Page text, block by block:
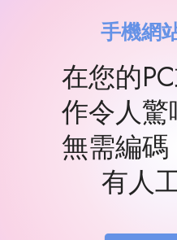
手機網
在您的
作令人驚
無需編
有人